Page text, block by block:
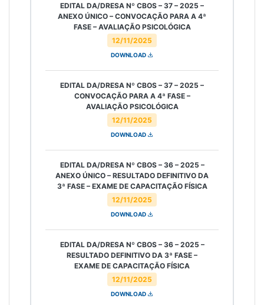
12/11/2025
EDITAL DA/DRESA Nº CBOS – 37 – 2025 –
ANEXO ÚNICO – CONVOCAÇÃO PARA A 4ª
FASE – AVALIAÇÃO PSICOLÓGICA
DOWNLOAD
12/11/2025
EDITAL DA/DRESA Nº CBOS – 37 – 2025 –
CONVOCAÇÃO PARA A 4ª FASE –
AVALIAÇÃO PSICOLÓGICA
DOWNLOAD
12/11/2025
EDITAL DA/DRESA Nº CBOS – 36 – 2025 –
ANEXO ÚNICO – RESULTADO DEFINITIVO DA
3ª FASE – EXAME DE CAPACITAÇÃO FÍSICA
DOWNLOAD
12/11/2025
EDITAL DA/DRESA Nº CBOS – 36 – 2025 –
RESULTADO DEFINITIVO DA 3ª FASE –
EXAME DE CAPACITAÇÃO FÍSICA
DOWNLOAD